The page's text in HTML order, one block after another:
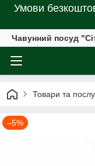
Умови
Чавунний посуд
Товари та
–5%